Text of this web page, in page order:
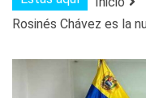
Rosinés Chávez es la